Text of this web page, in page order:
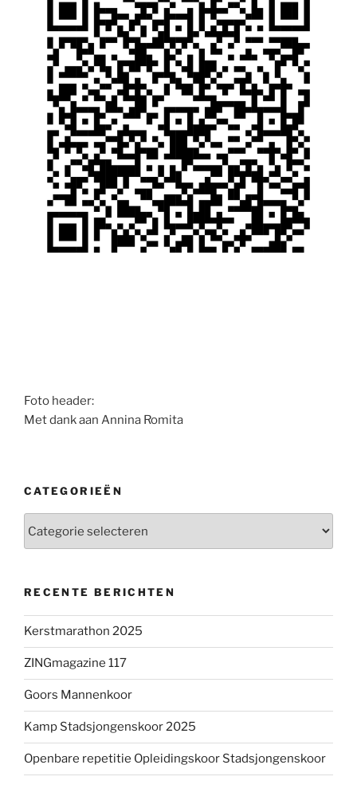
Foto header:
Met dank aan Annina Romita
CATEGORIEËN
RECENTE BERICHTEN
Kerstmarathon 2025
ZINGmagazine 117
Goors Mannenkoor
Kamp Stadsjongenskoor 2025
Openbare repetitie Opleidingskoor Stadsjongenskoor